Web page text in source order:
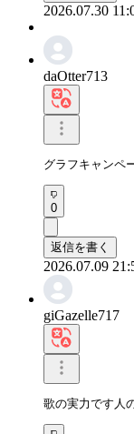
2026.07.30
daOtter713
グラフキャンペ
0
返信を書く
2026.07.09
giGazelle717
歌の実力です人